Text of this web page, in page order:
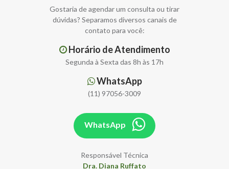
Gostaria de agendar um consulta ou tirar
dúvidas? Separamos diversos canais de
contato para você:
Horário de Atendimento
Segunda à Sexta das 8h às 17h
WhatsApp
(11) 97056-3009
WhatsApp
Responsável Técnica
Dra. Diana Ruffato